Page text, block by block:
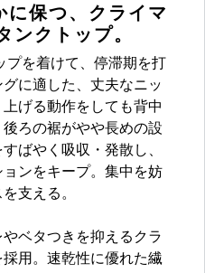
に保つ、クライマ
ンクトップ。
を着けて、停滞期を打
に適した、丈夫なニッ
げる動作をしても背中
ろの裾がやや長めの設
ばやく吸収・発散し、
ンをキープ。集中を妨
支える。
ベタつきを抑えるクラ
用。速乾性に優れた繊